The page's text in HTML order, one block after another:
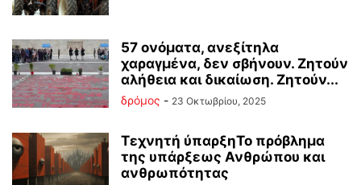
57 ονόματα, ανεξίτηλα
χαραγμένα, δεν σβήνουν. Ζητούν
αλήθεια και δικαίωση. Ζητούν...
δρόμος - 23 Οκτωβρίου, 2025
Τεχνητή ύπαρξηΤο πρόβλημα
της υπάρξεως Ανθρώπου και
ανθρωπότητας